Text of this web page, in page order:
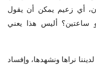
أي زعيم يمكن أن يقول
ساعتين؟ أليس هذا يعني
نراها ونشهدها، وإفساد